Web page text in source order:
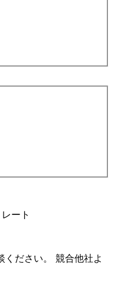
ート
ください。 競合他社よ